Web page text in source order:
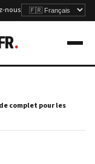
nous
.
complet pour les